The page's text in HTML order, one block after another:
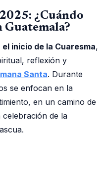
¿Cuándo
Guatemala?
inicio de la Cuaresma,
reflexión y
Santa. Durante
se enfocan en la
en un camino de
de la